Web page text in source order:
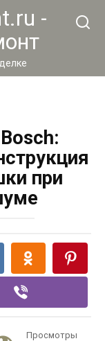
-
при
Просмотры